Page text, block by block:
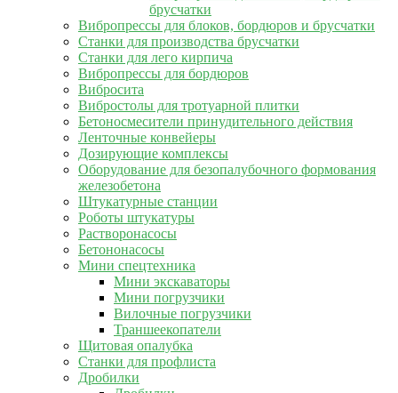
брусчатки
Вибропрессы для блоков, бордюров и брусчатки
Станки для производства брусчатки
Станки для лего кирпича
Вибропрессы для бордюров
Вибросита
Вибростолы для тротуарной плитки
Бетоносмесители принудительного действия
Ленточные конвейеры
Дозирующие комплексы
Оборудование для безопалубочного формования
железобетона
Штукатурные станции
Роботы штукатуры
Растворонасосы
Бетононасосы
Мини спецтехника
Мини экскаваторы
Мини погрузчики
Вилочные погрузчики
Траншеекопатели
Щитовая опалубка
Станки для профлиста
Дробилки